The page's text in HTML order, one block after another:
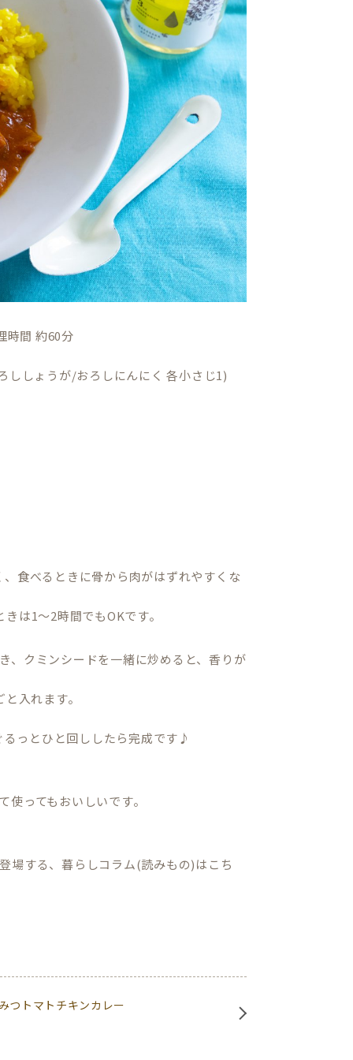
時間 約60分
ししょうが/おろしにんにく 各小さじ1)
食べるときに骨から肉がはずれやすくな
は1〜2時間でもOKです。
、クミンシードを一緒に炒めると、香りが
入れます。
るっとひと回ししたら完成です♪
ってもおいしいです。
場する、暮らしコラム(読みもの)はこち
つトマトチキンカレー